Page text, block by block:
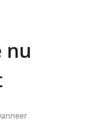
nu